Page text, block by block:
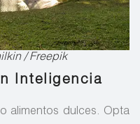
/ Freepik
Inteligencia
alimentos dulces. Opta